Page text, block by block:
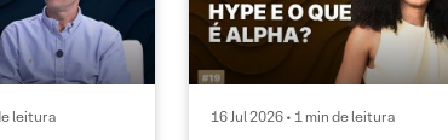
leitura 16 Jul 2026 • 1 min de leitura